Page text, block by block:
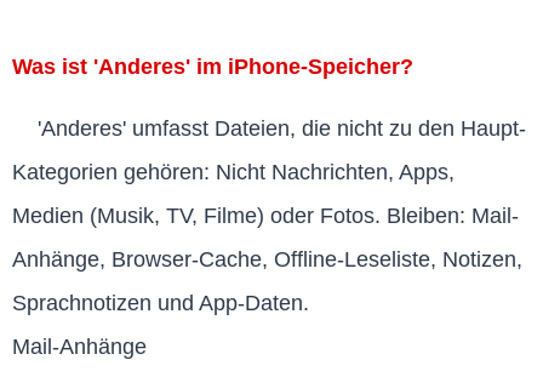
Was ist 'Anderes' im iPhone-Speicher?
'Anderes' umfasst Dateien, die nicht zu den Haupt-
Kategorien gehören: Nicht Nachrichten, Apps,
Medien (Musik, TV, Filme) oder Fotos. Bleiben: Mail-
Anhänge, Browser-Cache, Offline-Leseliste, Notizen,
Sprachnotizen und App-Daten.
Mail-Anhänge